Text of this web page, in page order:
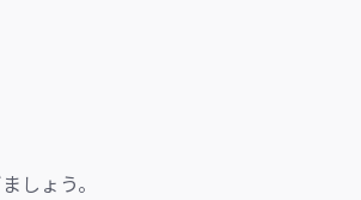
しょう。